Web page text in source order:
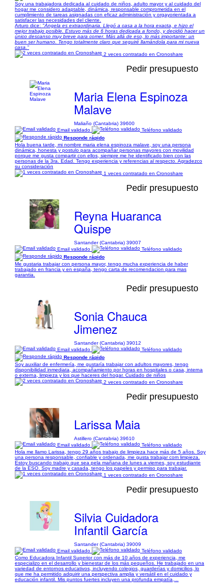
Soy una trabajadora dedicada al cuidado de niños, adulto mayor y al cuidado del
hogar me considero adaptable, dinámica, responsable comprometida en el
cumplimiento de tareas asignadas con eficaz administración y orgayorientada a
satisfacer las necesidades del cliente.
Arturo dice: "Ángela es extraordinaria. Llegó a casa a la hora exacta, e hizo el
mejor trabajo posible. Estuvo más de 6 horas dedicada a fondo, y decidió hacer un
único descanso muy breve para comer. Más allá de eso, lo más importante: un
buen ser humano. Tengo totalmente claro que seguiré llamándola para mi nueva
casa."
2 veces contratado en Cronoshare
Pedir presupuesto
Maria Elena Espinoza
Malave
Maliaño (Cantabria) 39600
Email validado
Teléfono validado
Responde rápido
Hola buena tarde, mi nombre maria elena espinoza malave, soy una persona
dinámica, honesta y postulo para acompañar personas mayores con movilidad
porque me gusta compartir con ellos, siempre me he identificado bien con las
personas de la 3ra. Edad. Tengo experiencia y referencias al respecto. Agradezco
su consideración
1 veces contratado en Cronoshare
Pedir presupuesto
Reyna Huaranca
Quispe
Santander (Cantabria) 39007
Email validado
Teléfono validado
Responde rápido
Me gustaria trabajar con persona mayor, tengo mucha experiencia de haber
trabajado en francia y en españa, tengo carta de recomendacion para mas
garantia.
Pedir presupuesto
Sonia Chauca
Jimenez
Santander (Cantabria) 39012
Email validado
Teléfono validado
Responde rápido
Soy auxiliar de enfermería, me gustaría trabajar con adultos mayores, tengo
disponibilidad inmediata, acompañamiento por horas en hospitales o casa, interna
o externa, limpieza y los que haceres del hogar. Cuidado de niños
2 veces contratado en Cronoshare
Pedir presupuesto
Larissa Maia
Astillero (Cantabria) 39610
Email validado
Teléfono validado
Hola me llamo Larissa, tengo 29 años trabajo de limpieza hace más de 5 años. Soy
una persona responsable, confiable y ordenada, me gusta trabajar com limpieza.
Estoy buscando trabajo que sea pela mañana de lunes a viernes, soy estudiante
de la ESO. Soy madre y casada, tengo los papeles y permiso para trabajar.
1 veces contratado en Cronoshare
Pedir presupuesto
Silvia Cuidadora
Infantil García
Santander (Cantabria) 39009
Email validado
Teléfono validado
Como Educadora Infantil Superior con más de 10 años de experiencia, me
especializo en el desarrollo y bienestar de los más pequeños. He trabajado en una
variedad de entornos educativos, incluyendo colegios, guarderías y domicilios, lo
que me ha permitido adquirir una perspectiva amplia y versátil en el cuidado y
educación infantil. Mis puntos fuertes incluyen una profunda empatía,...